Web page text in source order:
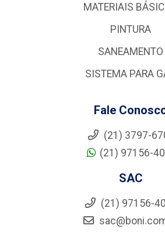
MATERIAIS
PINTURA
SANEAMENTO
SISTEMA PARA
Fale
(21) 3797-
(21) 97156-
SAC
(21) 97156-